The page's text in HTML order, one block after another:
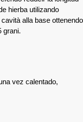
hierba utilizando
alla base ottenendo
grani.
vez calentado,